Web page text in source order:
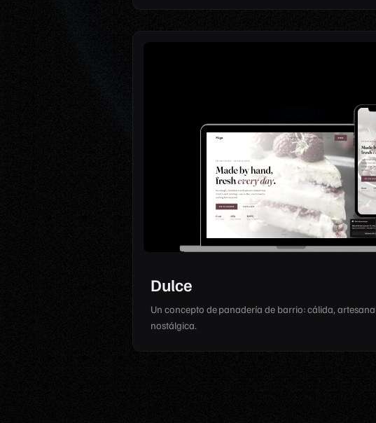
Dulce
Un concepto de panadería de barrio: cálida,
nostálgica.